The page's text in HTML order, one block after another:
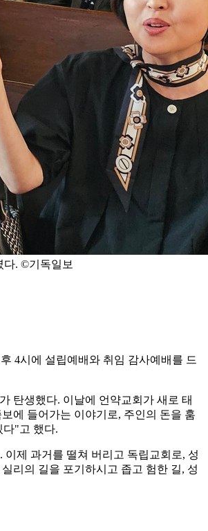
다. ©기독일보
4시에 설립예배와 취임 감사예배를 드
탄생했다. 이날에 언약교회가 새로 태
에 들어가는 이야기로, 주인의 돈을 훔
다"고 했다.
제 과거를 떨쳐 버리고 독립교회로, 성
리의 길을 포기하시고 좁고 험한 길, 성